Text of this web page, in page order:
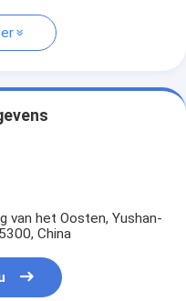
van het Oosten, Yushan-
China